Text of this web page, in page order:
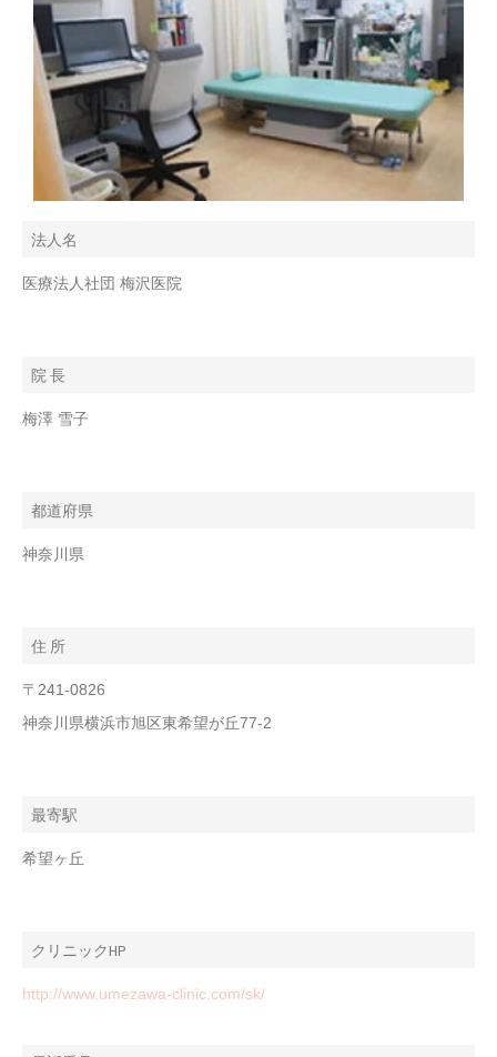
法人名
医療法人社団 梅沢医院
院 長
梅澤 雪子
都道府県
神奈川県
住 所
〒241-0826
神奈川県横浜市旭区東希望が丘77-2
最寄駅
希望ヶ丘
クリニックHP
http://www.umezawa-clinic.com/sk/